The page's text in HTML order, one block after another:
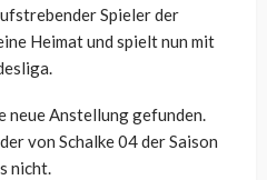
Spieler der
Heimat und spielt nun mit
neue Anstellung gefunden.
von Schalke 04 der Saison
nicht.